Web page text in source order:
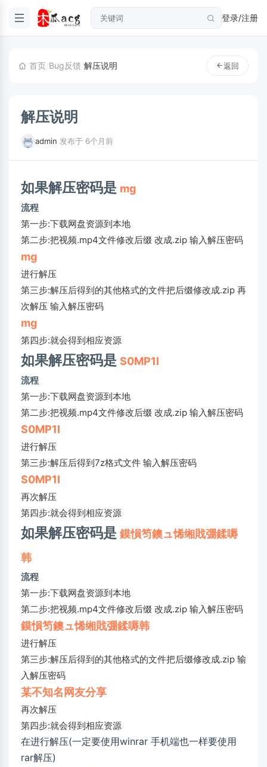
登录/注册
首页/Bug反馈/解压说明 返回
解压说明
admin 发布于 6个月前
如果解压密码是 mg
流程
第一步:下载网盘资源到本地
第二步:把视频.mp4文件修改后缀 改成.zip 输入解压密码
mg
进行解压
第三步:解压后得到的其他格式的文件把后缀修改成.zip 再
次解压 输入解压密码
mg
第四步:就会得到相应资源
如果解压密码是 S0MP1I
流程
第一步:下载网盘资源到本地
第二步:把视频.mp4文件修改后缀 改成.zip 输入解压密码
S0MP1I
进行解压
第三步:解压后得到7z格式文件 输入解压密码
S0MP1I
再次解压
第四步:就会得到相应资源
如果解压密码是 鏌愪笉鐭ュ悕缃戝弸鍒嗕
韩
流程
第一步:下载网盘资源到本地
第二步:把视频.mp4文件修改后缀 改成.zip 输入解压密码
鏌愪笉鐭ュ悕缃戝弸鍒嗕韩
进行解压
第三步:解压后得到的其他格式的文件把后缀修改成.zip 输
入解压密码
某不知名网友分享
再次解压
第四步:就会得到相应资源
在进行解压(一定要使用winrar 手机端也一样要使用
rar解压)